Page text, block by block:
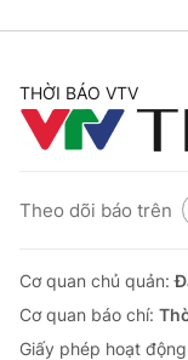
Phó Tổng Biên tập:
Nguyễn Trọng Ninh
Tổng đài VTV:
Email:
THỜI BÁO VTV
Theo dõi báo trên
Cơ quan chủ quản:
Cơ quan báo chí:
Giấy phép hoạt